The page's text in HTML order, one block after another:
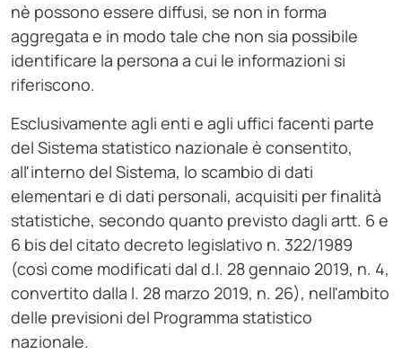
nè possono essere diffusi, se non in forma
aggregata e in modo tale che non sia possibile
identificare la persona a cui le informazioni si
riferiscono.
Esclusivamente agli enti e agli uffici facenti parte
del Sistema statistico nazionale è consentito,
all'interno del Sistema, lo scambio di dati
elementari e di dati personali, acquisiti per finalità
statistiche, secondo quanto previsto dagli artt. 6 e
6 bis del citato decreto legislativo n. 322/1989
(così come modificati dal d.l. 28 gennaio 2019, n. 4,
convertito dalla l. 28 marzo 2019, n. 26), nell'ambito
delle previsioni del Programma statistico
nazionale.